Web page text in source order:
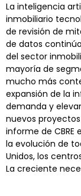
La inteligencia
inmobiliario
de revisión de
de datos
del sector
mayoría de
mucho más
expansión de la
demanda y
nuevos
informe de CBRE
la evolución de
Unidos, los
La creciente